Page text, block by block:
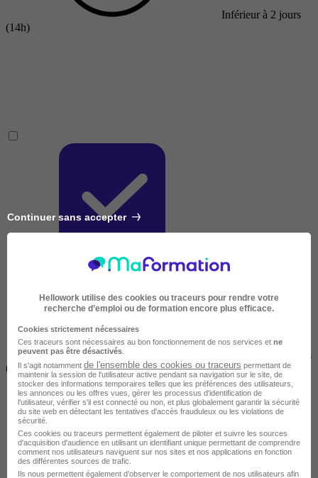
Inférieur à 2 jours
(14h)
2 jours à 2 semaines
(14h à 70h)
Continuer sans accepter
Hellowork utilise des cookies ou traceurs pour rendre votre
recherche d’emploi ou de formation encore plus efficace.
Cookies strictement nécessaires
Ces traceurs sont nécessaires au bon fonctionnement de nos services et ne
peuvent pas être désactivés
Il s'agit notamment de l'ensemble des cookies ou traceurs permettant de
maintenir la session de l'utilisateur active pendant sa navigation sur le site, de
stocker des informations temporaires telles que les préférences des utilisateurs,
les annonces ou les offres vues, gérer les processus d'identification de
l'utilisateur, vérifier s'il est connecté ou non, et plus globalement garantir la sécurité
du site web en détectant les tentatives d'accès frauduleux ou les violations de
sécurité.
Ces cookies ou traceurs permettent également de piloter et suivre les sources
d'acquisition d'audience en utilisant un identifiant unique permettant de comprendre
comment nos utilisateurs naviguent sur nos sites et nos applications en fonction
des différentes sources de trafic.
Ils nous permettent également d’observer le comportement de nos utilisateurs afin